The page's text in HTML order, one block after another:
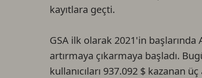
kayıtlara geçti.
GSA ilk olarak 2021'in
artırmaya çıkarmaya başladı.
kullanıcıları 937.092 $ kazanan